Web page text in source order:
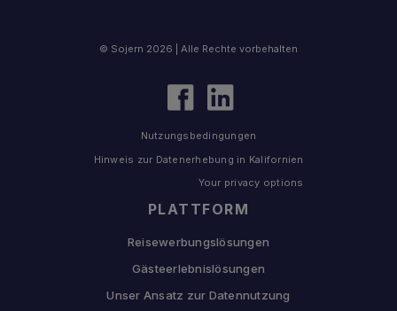
PLATTFORM
Reisewerbungslösungen
Gästeerlebnislösungen
Unser Ansatz zur Datennutzung
© Sojern 2026 | Alle Rechte vorbehalten
Nutzungsbedingungen
Hinweis zur Datenerhebung in Kalifornien
Your privacy options